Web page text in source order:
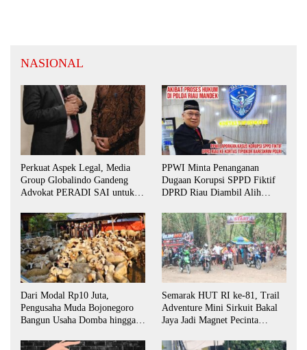
NASIONAL
Perkuat Aspek Legal, Media
Group Globalindo Gandeng
Advokat PERADI SAI untuk
PPWI Minta Penanganan
Dugaan Korupsi SPPD Fiktif
DPRD Riau Diambil Alih
Dari Modal Rp10 Juta,
Pengusaha Muda Bojonegoro
Bangun Usaha Domba hingga
Semarak HUT RI ke-81, Trail
Adventure Mini Sirkuit Bakal
Jaya Jadi Magnet Pecinta